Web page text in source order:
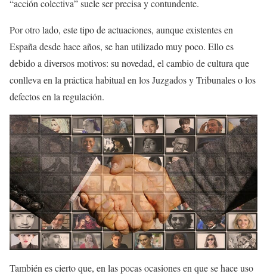
“acción colectiva” suele ser precisa y contundente.
Por otro lado, este tipo de actuaciones, aunque existentes en
España desde hace años, se han utilizado muy poco. Ello es
debido a diversos motivos: su novedad, el cambio de cultura que
conlleva en la práctica habitual en los Juzgados y Tribunales o los
defectos en la regulación.
También es cierto que, en las pocas ocasiones en que se hace uso